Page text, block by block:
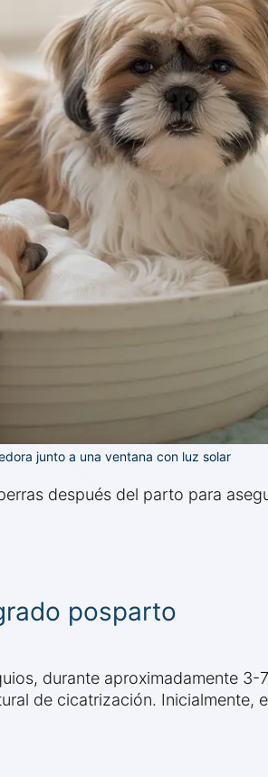
junto a una ventana con luz solar
después del parto para
posparto
durante aproximadamente 3-
de cicatrización. Inicialmente,